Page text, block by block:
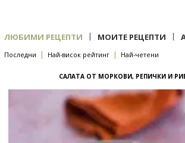
ЛЮБИМИ РЕЦЕПТИ | МОИТЕ РЕЦЕПТИ |
Последни | Най-висок рейтинг | Най-четени
САЛАТА ОТ МОРКОВИ, РЕПИЧКИ И